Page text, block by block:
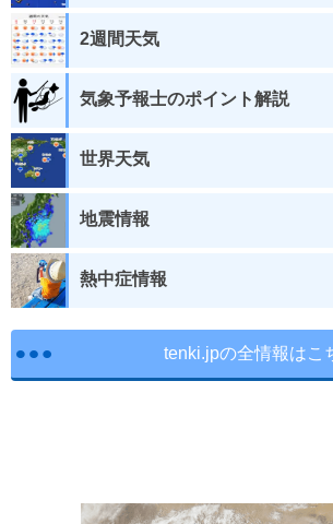
2週間天気
気象予報士のポイント解説
世界天気
地震情報
熱中症情報
tenki.jpの全情報はこ